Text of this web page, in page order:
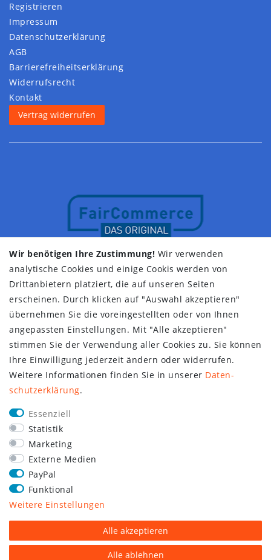
Registrieren
Impressum
Daten­schutz­erklärung
AGB
Barrierefreiheitserklärung
Widerrufs­recht
Kontakt
Vertrag widerrufen
Wir benötigen Ihre Zustimmung! Wir verwenden
analytische Cookies und einige Cookis werden von
Drittanbietern platziert, die auf unseren Seiten
erscheinen. Durch klicken auf "Auswahl akzeptieren"
übernehmen Sie die voreingestellten oder von Ihnen
angepassten Einstellungen. Mit "Alle akzeptieren"
stimmen Sie der Verwendung aller Cookies zu. Sie können
Ihre Einwilligung jederzeit ändern oder widerrufen.
Weitere Informationen finden Sie in unserer Daten­
schutz­erklärung.
Essenziell
Statistik
Marketing
Externe Medien
PayPal
Funktional
Weitere Einstellungen
Alle akzeptieren
Alle ablehnen